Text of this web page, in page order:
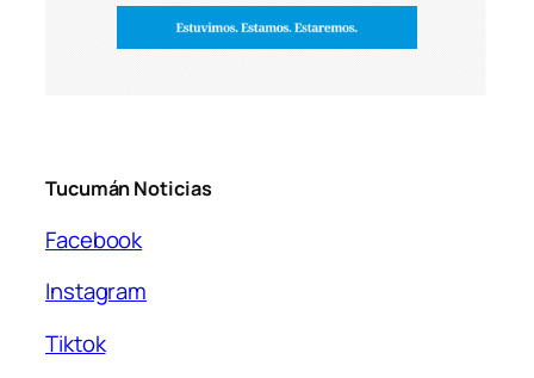
Tucumán Noticias
Facebook
Instagram
Tiktok